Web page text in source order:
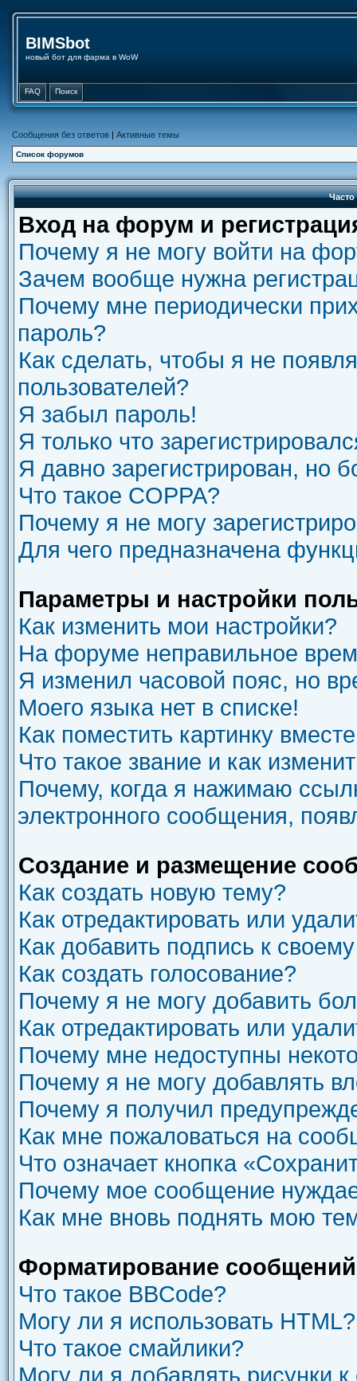
BIMSbot
новый бот для фарма в WoW
FAQ Поиск
Сообщения без ответов | Активные темы
Список форумов
Вход на форум и
Почему я не могу войти на
Зачем вообще нужна
Почему мне периодически
пароль?
Как сделать, чтобы я не
пользователей?
Я забыл пароль!
Я только что
Я давно зарегистрирован, но
Что такое COPPA?
Почему я не могу
Для чего предназначена
Параметры и настройки
Как изменить мои настройки?
На форуме неправильное
Я изменил часовой пояс, но
Моего языка нет в списке!
Как поместить картинку
Что такое звание и как
Почему, когда я нажимаю
электронного сообщения,
Создание и размещение
Как создать новую тему?
Как отредактировать или
Как добавить подпись к
Как создать голосование?
Почему я не могу добавить
Как отредактировать или
Почему мне недоступны
Почему я не могу добавлять
Почему я получил
Как мне пожаловаться на
Что означает кнопка
Почему мое сообщение
Как мне вновь поднять мою
Форматирование
Что такое BBCode?
Могу ли я использовать HTML?
Что такое смайлики?
Могу ли я добавлять рисунки